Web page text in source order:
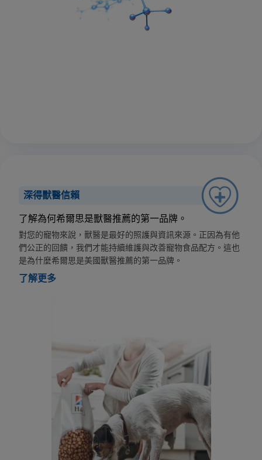
深得獸醫信賴
了解為何希爾思是獸醫推薦的第一品牌。
對您的寵物來說，獸醫是最好的照護與資訊來源。正因為有他
們公正的回饋，我們才能持續維護與改善寵物食品配方。這也
是為什麼希爾思是美國獸醫推薦的第一品牌。
了解更多